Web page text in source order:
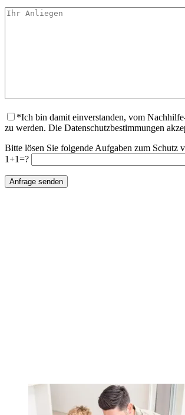
*Ich bin damit einverstanden, vom
zu werden. Die Datenschutzbestimmungen
Bitte lösen Sie folgende Aufgaben zum Schutz
1+1=?